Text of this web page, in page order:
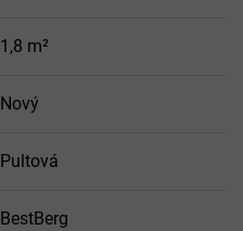
1,8 m²
Nový
Pultová
BestBerg